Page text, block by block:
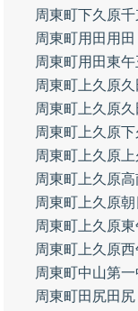
周東町下久原千
周東町用田用田
周東町用田東
周東町上久原
周東町上久原久
周東町上久原下
周東町上久原上
周東町上久原
周東町上久原朝
周東町上久原
周東町上久原
周東町中山第一
周東町田尻田尻